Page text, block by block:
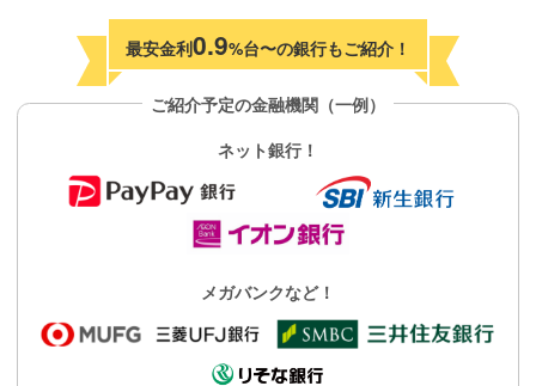
最安金利0.9%台〜の銀行もご紹介！
ご紹介予定の金融機関（一例）
ネット銀行！
メガバンクなど！